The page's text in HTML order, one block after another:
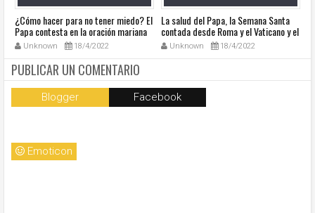
¿Cómo hacer para no tener miedo? El
Papa contesta en la oración mariana
de este lunes en la Plaza de San
Pedro
Unknown 18/4/2022
La salud del Papa, la Semana Santa
contada desde Roma y el Vaticano y el
resumen de noticias en audio
Unknown 18/4/2022
PUBLICAR UN COMENTARIO
Blogger Facebook
Emoticon